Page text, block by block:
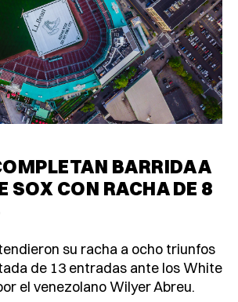
BARRIDA A
SOX CON RACHA DE 8
su racha a ocho triunfos
de 13 entradas ante los White
el venezolano Wilyer Abreu.